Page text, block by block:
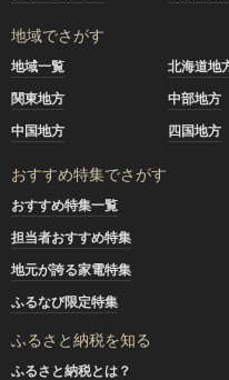
地域でさがす
地域一覧 北海道地
関東地方
中部地方
中国地方
四国地方
おすすめ特集でさがす
おすすめ特集一覧
担当者おすすめ特集
地元が誇る家電特集
ふるなび限定特集
ふるさと納税を知る
ふるさと納税とは？